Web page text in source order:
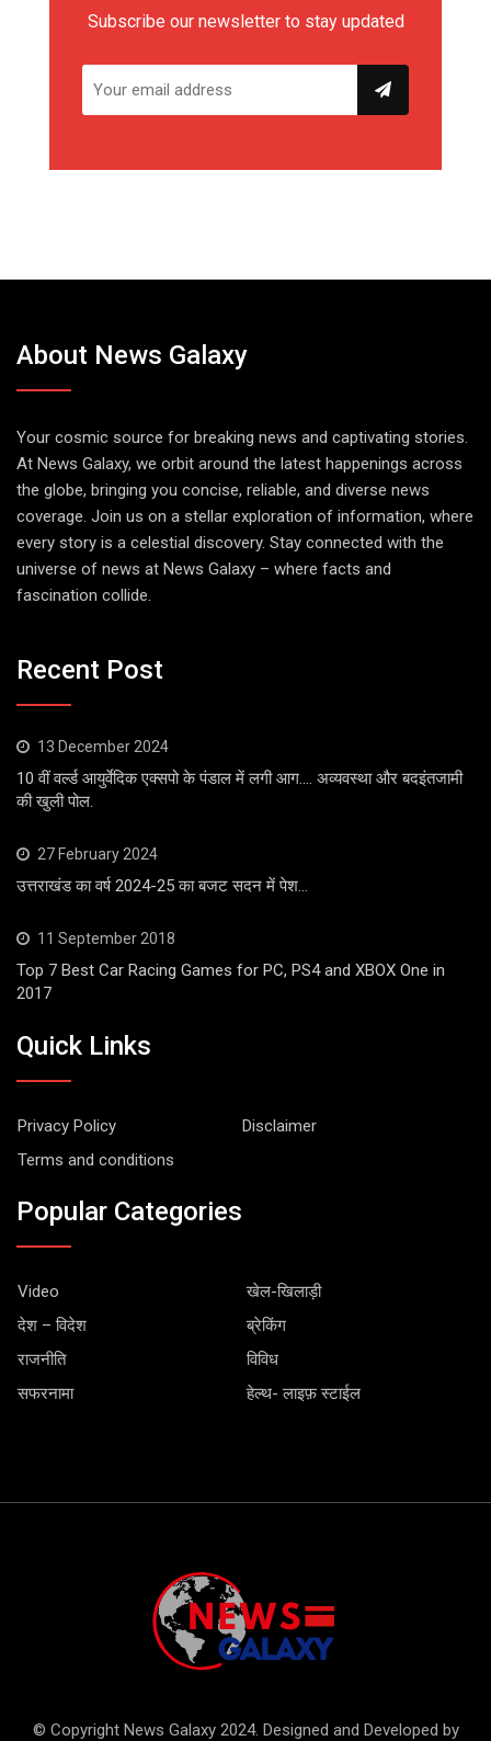
Subscribe our newsletter to stay updated
About News Galaxy
Your cosmic source for breaking news and captivating stories.
At News Galaxy, we orbit around the latest happenings across
the globe, bringing you concise, reliable, and diverse news
coverage. Join us on a stellar exploration of information, where
every story is a celestial discovery. Stay connected with the
universe of news at News Galaxy – where facts and
fascination collide.
Recent Post
13 December 2024
10 वीं वर्ल्ड आयुर्वेदिक एक्सपो के पंडाल में लगी आग…. अव्यवस्था और बदइंतजामी
की खुली पोल.
27 February 2024
उत्तराखंड का वर्ष 2024-25 का बजट सदन में पेश…
11 September 2018
Top 7 Best Car Racing Games for PC, PS4 and XBOX One in
2017
Quick Links
Privacy Policy
Disclaimer
Terms and conditions
Popular Categories
Video
खेल-खिलाड़ी
देश – विदेश
ब्रेकिंग
राजनीति
विविध
सफरनामा
हेल्थ- लाइफ़ स्टाईल
© Copyright News Galaxy 2024. Designed and Developed by